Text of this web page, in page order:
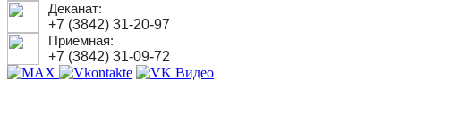
Деканат:
+7 (3842) 31-20-97
Приемная:
+7 (3842) 31-09-72